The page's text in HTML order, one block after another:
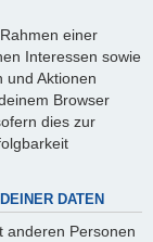
einer
Interessen sowie
und Aktionen
Browser
dies zur
DATEN
anderen Personen